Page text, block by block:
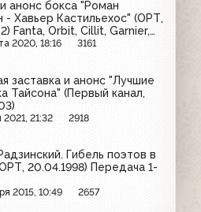
анонс бокса "Роман
- Хавьер Кастильехос" (ОРТ,
Fanta, Orbit, Cillit, Garnier,
Пикадор, L'Oreal,
2020, 18:16 3161
заставка и анонс "Лучшие
Тайсона" (Первый канал,
2021, 21:32 2918
Гибель поэтов в
20.04.1998) Передача 1-
2015, 10:49 2657